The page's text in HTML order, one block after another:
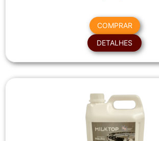
COMPRAR
DETALHES